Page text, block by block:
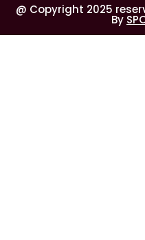
@ Copyright 2025
By